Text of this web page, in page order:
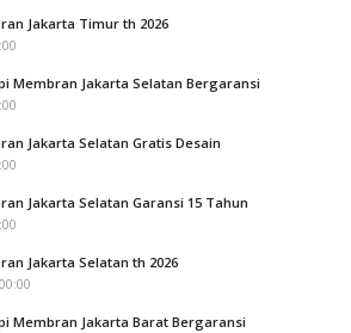
Jakarta Timur th 2026
Membran Jakarta Selatan Bergaransi
Jakarta Selatan Gratis Desain
Jakarta Selatan Garansi 15 Tahun
Jakarta Selatan th 2026
Membran Jakarta Barat Bergaransi